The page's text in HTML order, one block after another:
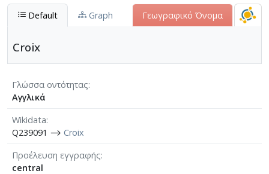
Default Graph Γεωγραφικό Όνομα
Croix
Γλώσσα οντότητας
Αγγλικά
Wikidata
Q239091 ⟶ Croix
Προέλευση εγγραφής
central